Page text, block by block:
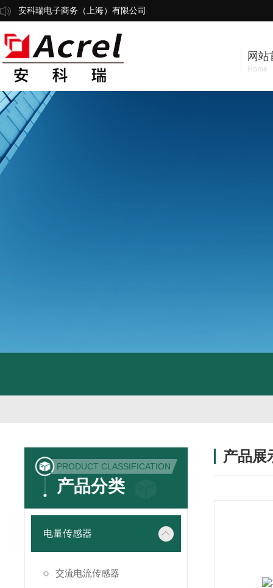
安科瑞电子商务（上海）有限公司
网站
Home
PRODUCT CLASSIFICATION
产品分类
电量传感器
交流电流传感器
产品展